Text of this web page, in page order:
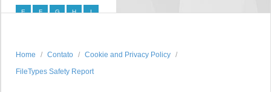
E F G H I
P S
T U V W X
Home Contato
Cookie and Privacy Policy
FileTypes Safety Report